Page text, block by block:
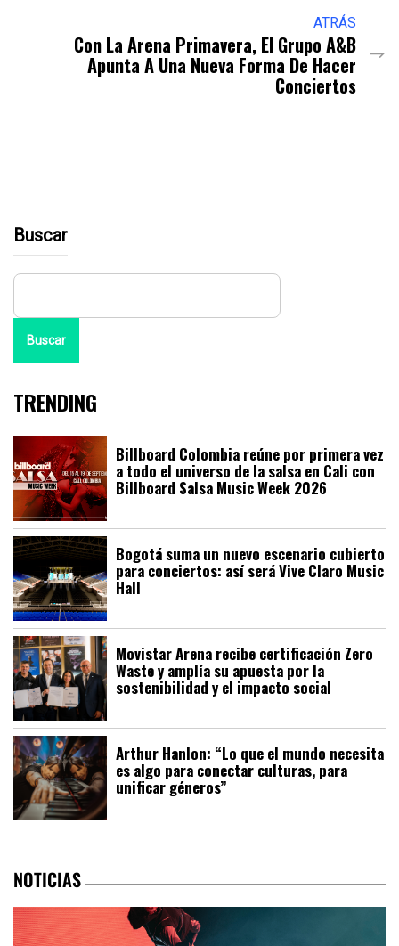
ATRÁS
Con La Arena Primavera, El Grupo A&B
Apunta A Una Nueva Forma De Hacer
Conciertos
Buscar
Buscar
TRENDING
Billboard Colombia reúne por primera vez
a todo el universo de la salsa en Cali con
Billboard Salsa Music Week 2026
Bogotá suma un nuevo escenario cubierto
para conciertos: así será Vive Claro Music
Hall
Movistar Arena recibe certificación Zero
Waste y amplía su apuesta por la
sostenibilidad y el impacto social
Arthur Hanlon: “Lo que el mundo necesita
es algo para conectar culturas, para
unificar géneros”
NOTICIAS